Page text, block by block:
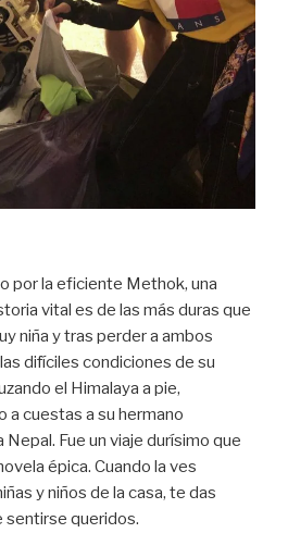
por la eficiente Methok, una
vital es de las más duras que
niña y tras perder a ambos
difíciles condiciones de su
el Himalaya a pie,
a cuestas a su hermano
Fue un viaje durísimo que
épica. Cuando la ves
y niños de la casa, te das
sentirse queridos.